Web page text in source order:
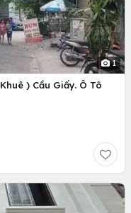
1
) Cầu Giấy. Ô Tô